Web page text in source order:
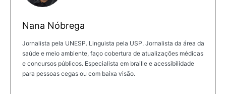
Nana Nóbrega
Jornalista pela UNESP. Linguista pela USP. Jornalista da área da
saúde e meio ambiente, faço cobertura de atualizações médicas
e concursos públicos. Especialista em braille e acessibilidade
para pessoas cegas ou com baixa visão.